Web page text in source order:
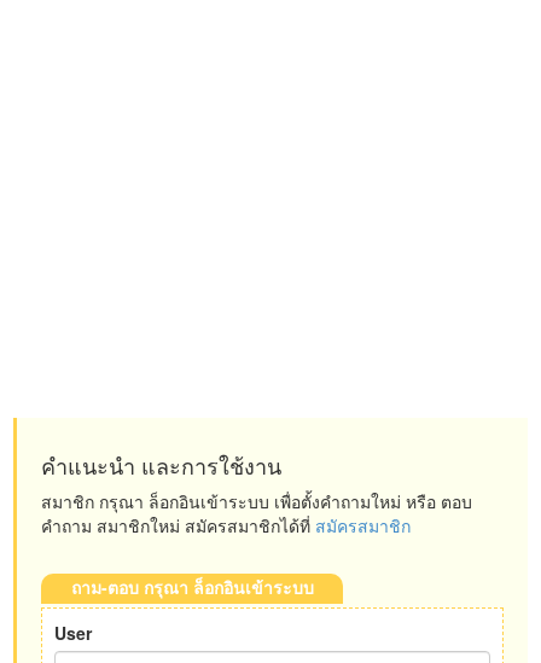
คำแนะนำ และการใช้งาน
สมาชิก กรุณา ล็อกอินเข้าระบบ เพื่อตั้งคำถามใหม่ หรือ ตอบ
คำถาม สมาชิกใหม่ สมัครสมาชิกได้ที่ สมัครสมาชิก
ถาม-ตอบ กรุณา ล็อกอินเข้าระบบ
User